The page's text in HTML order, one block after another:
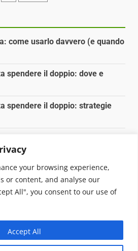
your browsing experience,
or content, and analyse our
All", you consent to our use of
Accept All
come usarlo davvero (e quando
spendere il doppio: dove e
spendere il doppio: strategie
3 ingredienti che
chimici
proprietà di Jws Media
testata giornalistica, in quanto
alcuna periodicità. Non può